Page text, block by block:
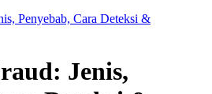
Penyebab, Cara Deteksi &
Jenis,